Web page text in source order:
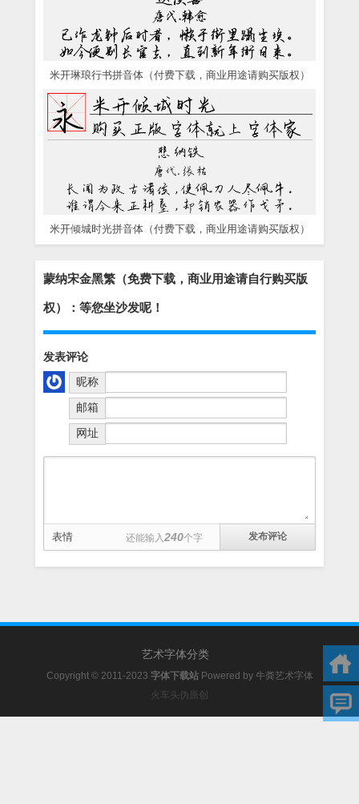
米开琳琅行书拼音体（付费下载，商业用途请购买版权）
米开倾城时光拼音体（付费下载，商业用途请购买版权）
蒙纳宋金黑繁（免费下载，商业用途请自行购买版
权）：等您坐沙发呢！
发表评论
昵称
邮箱
网址
表情 还能输入240个字
艺术字体分类
Copyright © 2011-2023 字体下载站 Powered by 牛粪艺术字体
火车头伪原创